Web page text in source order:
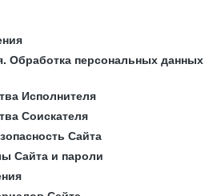
Обработка персональных данных
Исполнителя
Соискателя
Сайта
Сайта и пароли